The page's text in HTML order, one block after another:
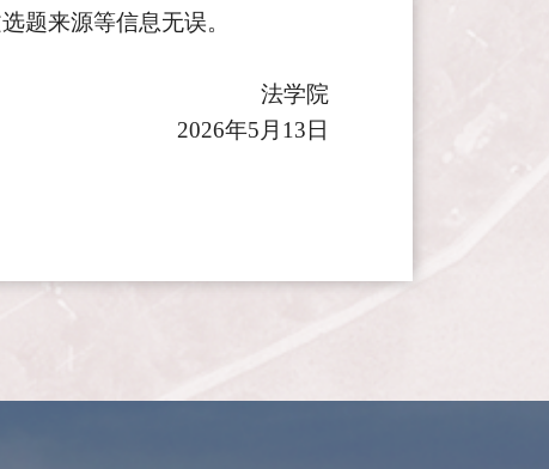
题来源等信息无误。
法学院
2026年5月 13 日